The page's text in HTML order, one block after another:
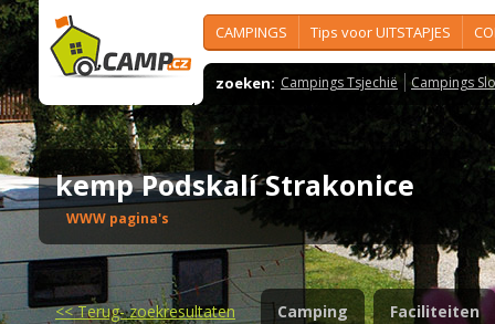
CAMPINGS Tips voor UITSTAPJES
zoeken: Campings Tsjechië Campings
kemp Podskalí Strakonice
WWW pagina's
<<Terug- zoekresultaten Camping Faciliteiten